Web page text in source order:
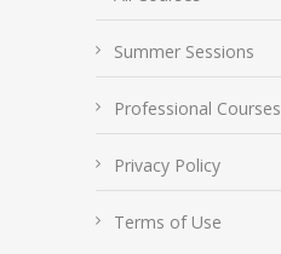
Summer Sessions
Professional Courses
Privacy Policy
Terms of Use